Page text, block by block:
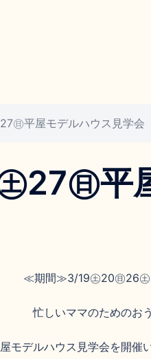
㊐平屋モデルハウス見学会
27㊐平
≪期間≫3/19㊏20㊐26㊏
忙しいママのためのお
モデルハウス見学会を開催